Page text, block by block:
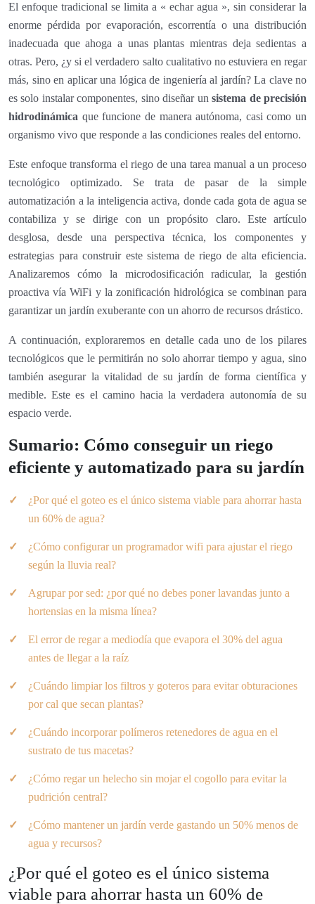
El enfoque tradicional se limita a « echar agua », sin considerar la
enorme pérdida por evaporación, escorrentía o una distribución
inadecuada que ahoga a unas plantas mientras deja sedientas a
otras. Pero, ¿y si el verdadero salto cualitativo no estuviera en regar
más, sino en aplicar una lógica de ingeniería al jardín? La clave no
es solo instalar componentes, sino diseñar unsistema de precisión
hidrodinámica que funcione de manera autónoma, casi como un
organismo vivo que responde a las condiciones reales del entorno.
Este enfoque transforma el riego de una tarea manual a un proceso
tecnológico optimizado. Se trata de pasar de la simple
automatización a la inteligencia activa, donde cada gota de agua se
contabiliza y se dirige con un propósito claro. Este artículo
desglosa, desde una perspectiva técnica, los componentes y
estrategias para construir este sistema de riego de alta eficiencia.
Analizaremos cómo la microdosificación radicular, la gestión
proactiva vía WiFi y la zonificación hidrológica se combinan para
garantizar un jardín exuberante con un ahorro de recursos drástico.
A continuación, exploraremos en detalle cada uno de los pilares
tecnológicos que le permitirán no solo ahorrar tiempo y agua, sino
también asegurar la vitalidad de su jardín de forma científica y
medible. Este es el camino hacia la verdadera autonomía de su
espacio verde.
Sumario: Cómo conseguir un riego
eficiente y automatizado para su jardín
¿Por qué el goteo es el único sistema viable para ahorrar hasta
un 60% de agua?
¿Cómo configurar un programador wifi para ajustar el riego
según la lluvia real?
Agrupar por sed: ¿por qué no debes poner lavandas junto a
hortensias en la misma línea?
El error de regar a mediodía que evapora el 30% del agua
antes de llegar a la raíz
¿Cuándo limpiar los filtros y goteros para evitar obturaciones
por cal que secan plantas?
¿Cuándo incorporar polímeros retenedores de agua en el
sustrato de tus macetas?
¿Cómo regar un helecho sin mojar el cogollo para evitar la
pudrición central?
¿Cómo mantener un jardín verde gastando un 50% menos de
agua y recursos?
¿Por qué el goteo es el único sistema
viable para ahorrar hasta un 60% de